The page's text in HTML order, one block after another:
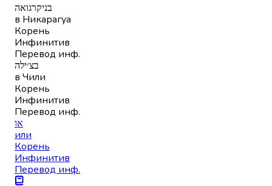
בניקרגואה
в Никарагуа
Корень
Инфинитив
Перевод инф.
בצ׳ילה
в Чили
Корень
Инфинитив
Перевод инф.
או
или
Корень
Инфинитив
Перевод инф.